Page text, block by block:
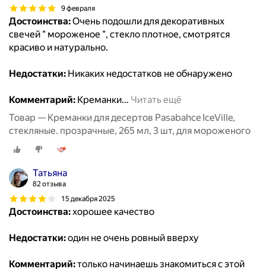
9 февраля
Достоинства:Очень подошли для декоративных
свечей " мороженое ", стекло плотное, смотрятся
красиво и натурально.
Недостатки: Никаких недостатков не обнаружено
Комментарий: Креманки… Читать ещё
Товар — Креманки для десертов Pasabahce IceVille,
стекляные. прозрачные, 265 мл, 3 шт, для мороженого
Татьяна
82 отзыва
15 декабря 2025
Достоинства:хорошее качество
Недостатки:один не очень ровный вверху
Комментарий:только начинаешь знакомиться с этой